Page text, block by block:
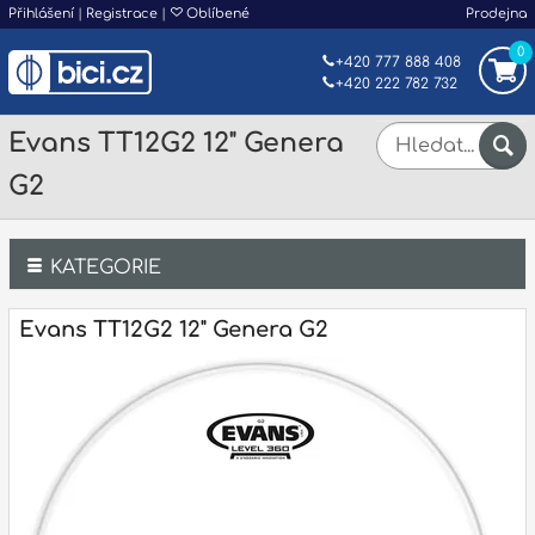
Přihlášení | Registrace | Oblíbené Prodejna
0
+420 777 888 408
+420 222 782 732
Evans TT12G2 12" Genera
G2
KATEGORIE
Bicí
Kytary a strunné nástroje
Dechy
Evans TT12G2 12" Genera G2